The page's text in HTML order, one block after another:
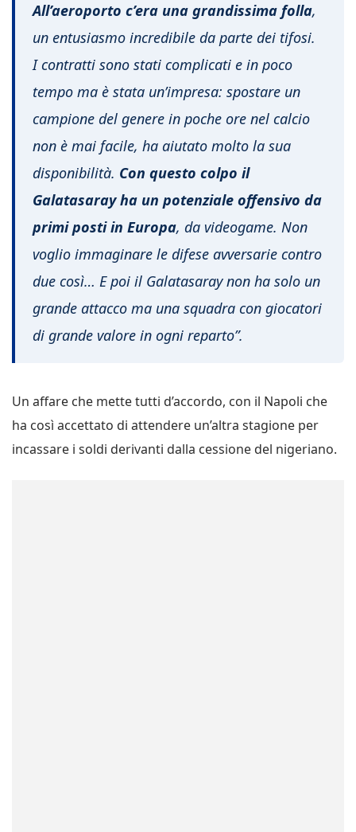
All’aeroporto c’era una grandissima folla,
un entusiasmo incredibile da parte dei tifosi.
I contratti sono stati complicati e in poco
tempo ma è stata un’impresa: spostare un
campione del genere in poche ore nel calcio
non è mai facile, ha aiutato molto la sua
disponibilità. Con questo colpo il
Galatasaray ha un potenziale offensivo da
primi posti in Europa, da videogame. Non
voglio immaginare le difese avversarie contro
due così… E poi il Galatasaray non ha solo un
grande attacco ma una squadra con giocatori
di grande valore in ogni reparto”.
Un affare che mette tutti d’accordo, con il Napoli che
ha così accettato di attendere un’altra stagione per
incassare i soldi derivanti dalla cessione del nigeriano.